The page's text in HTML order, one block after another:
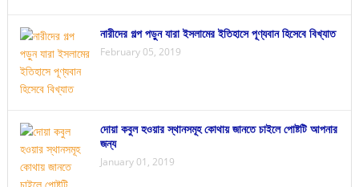
নারীদের গল্প পড়ুন যারা ইসলামের ইতিহাসে পূণ্যবান হিসেবে বিখ্যাত
February 05, 2019
দোয়া কবুল হওয়ার স্থানসমূহ কোথায় জানতে চাইলে পোষ্টটি আপনার
জন্য
January 01, 2019